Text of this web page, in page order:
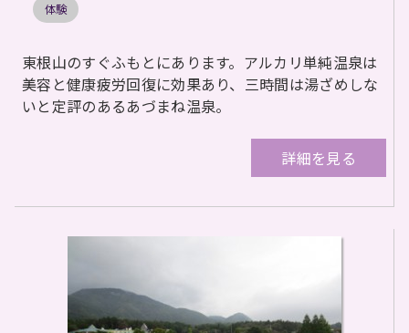
体験
東根山のすぐふもとにあります。アルカリ単純温泉は
美容と健康疲労回復に効果あり、三時間は湯ざめしな
いと定評のあるあづまね温泉。
詳細を見る